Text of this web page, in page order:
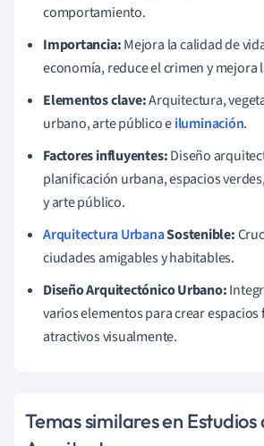
comportamiento.
Importancia:Mejora la calidad de
economía, reduce el crimen y mejora
Elementos clave:Arquitectura,
urbano, arte público eiluminación.
Factores influyentes:Diseño
planificación urbana, espacios
y arte público.
Arquitectura UrbanaSostenible:
ciudades amigables y habitables.
Diseño Arquitectónico Urbano:
varios elementos para crear espacios
atractivos visualmente.
Temas similares en Estudios